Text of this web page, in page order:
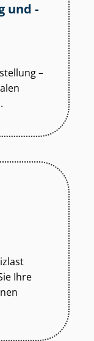
und -
–
Ihre